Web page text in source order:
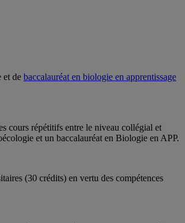
et de baccalauréat en biologie en apprentissage
cours répétitifs entre le niveau collégial et
et un baccalauréat en Biologie en APP.
(30 crédits) en vertu des compétences